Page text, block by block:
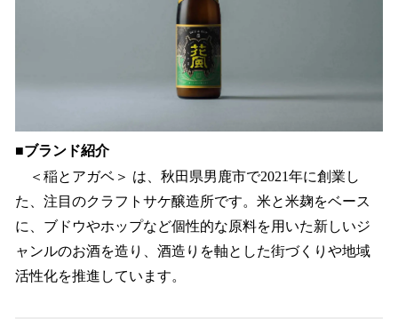
■ブランド紹介
＜稲とアガベ＞ は、秋田県男鹿市で2021年に創業し
た、注目のクラフトサケ醸造所です。米と米麹をベース
に、ブドウやホップなど個性的な原料を用いた新しいジ
ャンルのお酒を造り、酒造りを軸とした街づくりや地域
活性化を推進しています。